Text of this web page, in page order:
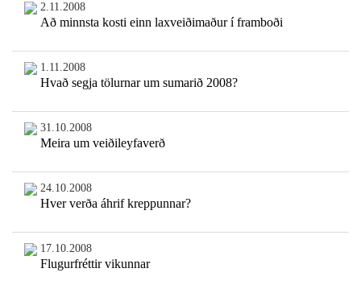
2.11.2008
Að minnsta kosti einn laxveiðimaður í framboði
1.11.2008
Hvað segja tölurnar um sumarið 2008?
31.10.2008
Meira um veiðileyfaverð
24.10.2008
Hver verða áhrif kreppunnar?
17.10.2008
Flugurfréttir vikunnar